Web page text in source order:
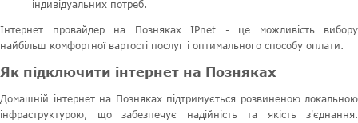
індивідуальних потреб.
Інтернет провайдер на Позняках IPnet - це можливість вибору
найбільш комфортної вартості послуг і оптимального способу оплати.
Як підключити інтернет на Позняках
Домашній інтернет на Позняках підтримується розвиненою локальною
інфраструктурою, що забезпечує надійність та якість з'єднання.